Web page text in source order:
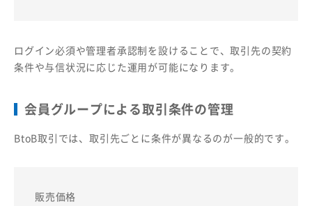
ログイン必須や管理者承認制を設けることで、取引先の契約
条件や与信状況に応じた運用が可能になります。
会員グループによる取引条件の管理
BtoB取引では、取引先ごとに条件が異なるのが一般的です。
販売価格